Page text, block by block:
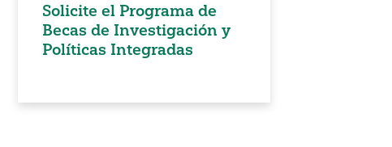
Solicite el Programa de
Becas de Investigación y
Políticas Integradas